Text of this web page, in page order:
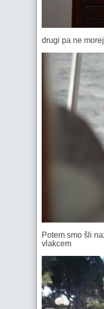
drugi pa ne
Potem smo šli
vlakcem